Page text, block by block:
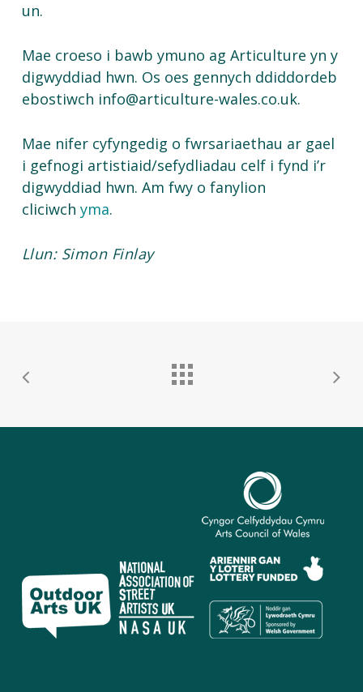
un.
Mae croeso i bawb ymuno ag Articulture yn y
digwyddiad hwn. Os oes gennych ddiddordeb
ebostiwch info@articulture-wales.co.uk.
Mae nifer cyfyngedig o fwrsariaethau ar gael
i gefnogi artistiaid/sefydliadau celf i fynd i’r
digwyddiad hwn. Am fwy o fanylion
cliciwch yma.
Llun: Simon Finlay